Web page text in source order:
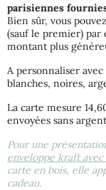
parisiennes
Bien sûr, vous
(sauf le premier) par
montant plus
A personnaliser
blanches, noires,
La carte mesure
envoyées sans
Pour une
enveloppe kraft
carte en bois, elle
cadeau.